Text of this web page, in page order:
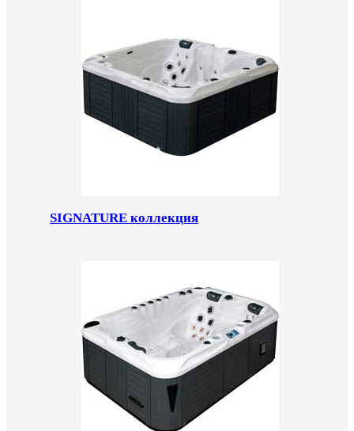
SIGNATURE коллекция